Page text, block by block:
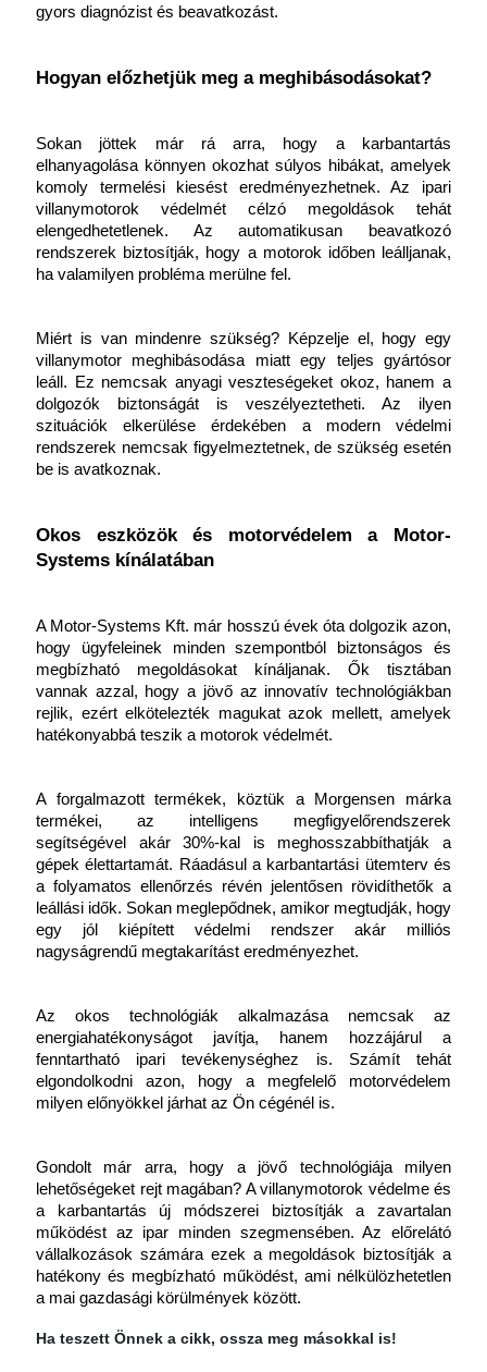
gyors diagnózist és beavatkozást.
Hogyan előzhetjük meg a meghibásodásokat?
Sokan jöttek már rá arra, hogy a karbantartás
elhanyagolása könnyen okozhat súlyos hibákat, amelyek
komoly termelési kiesést eredményezhetnek. Az ipari
villanymotorok védelmét célzó megoldások tehát
elengedhetetlenek. Az automatikusan beavatkozó
rendszerek biztosítják, hogy a motorok időben leálljanak,
ha valamilyen probléma merülne fel.
Miért is van mindenre szükség? Képzelje el, hogy egy
villanymotor meghibásodása miatt egy teljes gyártósor
leáll. Ez nemcsak anyagi veszteségeket okoz, hanem a
dolgozók biztonságát is veszélyeztetheti. Az ilyen
szituációk elkerülése érdekében a modern védelmi
rendszerek nemcsak figyelmeztetnek, de szükség esetén
be is avatkoznak.
Okos eszközök és motorvédelem a Motor-
Systems kínálatában
A Motor-Systems Kft. már hosszú évek óta dolgozik azon,
hogy ügyfeleinek minden szempontból biztonságos és
megbízható megoldásokat kínáljanak. Ők tisztában
vannak azzal, hogy a jövő az innovatív technológiákban
rejlik, ezért elkötelezték magukat azok mellett, amelyek
hatékonyabbá teszik a motorok védelmét.
A forgalmazott termékek, köztük a Morgensen márka
termékei, az intelligens megfigyelőrendszerek
segítségével akár 30%-kal is meghosszabbíthatják a
gépek élettartamát. Ráadásul a karbantartási ütemterv és
a folyamatos ellenőrzés révén jelentősen rövidíthetők a
leállási idők. Sokan meglepődnek, amikor megtudják, hogy
egy jól kiépített védelmi rendszer akár milliós
nagyságrendű megtakarítást eredményezhet.
Az okos technológiák alkalmazása nemcsak az
energiahatékonyságot javítja, hanem hozzájárul a
fenntartható ipari tevékenységhez is. Számít tehát
elgondolkodni azon, hogy a megfelelő motorvédelem
milyen előnyökkel járhat az Ön cégénél is.
Gondolt már arra, hogy a jövő technológiája milyen
lehetőségeket rejt magában? A villanymotorok védelme és
a karbantartás új módszerei biztosítják a zavartalan
működést az ipar minden szegmensében. Az előrelátó
vállalkozások számára ezek a megoldások biztosítják a
hatékony és megbízható működést, ami nélkülözhetetlen
a mai gazdasági körülmények között.
Ha teszett Önnek a cikk, ossza meg másokkal is!